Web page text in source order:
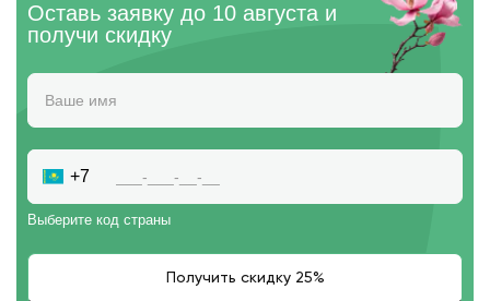
Оставь заявку до 10 августа и
получи скидку
+7
Выберите код страны